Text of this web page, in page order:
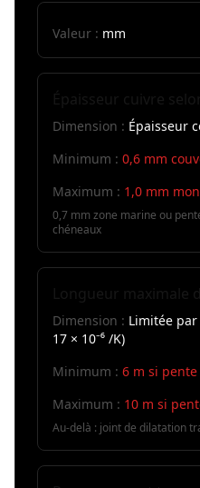
Valeur : mm
Dimension : Épaisseur
Minimum : 0,6 mm
Maximum : 1,0 mm
0,7 mm zone marine ou
chéneaux
Dimension : Limitée
17 × 10⁻⁶ /K)
Minimum : 6 m si pente
Maximum : 10 m si
Au-delà : joint de dilatation